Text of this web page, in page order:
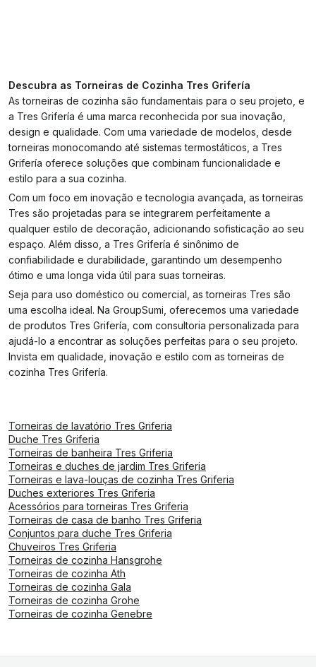
Descubra as Torneiras de Cozinha Tres Grifería
As torneiras de cozinha são fundamentais para o seu projeto, e
a Tres Grifería é uma marca reconhecida por sua inovação,
design e qualidade. Com uma variedade de modelos, desde
torneiras monocomando até sistemas termostáticos, a Tres
Grifería oferece soluções que combinam funcionalidade e
estilo para a sua cozinha.
Com um foco em inovação e tecnologia avançada, as torneiras
Tres são projetadas para se integrarem perfeitamente a
qualquer estilo de decoração, adicionando sofisticação ao seu
espaço. Além disso, a Tres Grifería é sinônimo de
confiabilidade e durabilidade, garantindo um desempenho
ótimo e uma longa vida útil para suas torneiras.
Seja para uso doméstico ou comercial, as torneiras Tres são
uma escolha ideal. Na GroupSumi, oferecemos uma variedade
de produtos Tres Grifería, com consultoria personalizada para
ajudá-lo a encontrar as soluções perfeitas para o seu projeto.
Invista em qualidade, inovação e estilo com as torneiras de
cozinha Tres Grifería.
Torneiras de lavatório Tres Griferia
Duche Tres Griferia
Torneiras de banheira Tres Griferia
Torneiras e duches de jardim Tres Griferia
Torneiras e lava-louças de cozinha Tres Griferia
Duches exteriores Tres Griferia
Acessórios para torneiras Tres Griferia
Torneiras de casa de banho Tres Griferia
Conjuntos para duche Tres Griferia
Chuveiros Tres Griferia
Torneiras de cozinha Hansgrohe
Torneiras de cozinha Ath
Torneiras de cozinha Gala
Torneiras de cozinha Grohe
Torneiras de cozinha Genebre